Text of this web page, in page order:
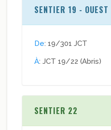
SENTIER 19 - OUEST
De: 19/301 JCT
À: JCT 19/22 (Abris)
SENTIER 22